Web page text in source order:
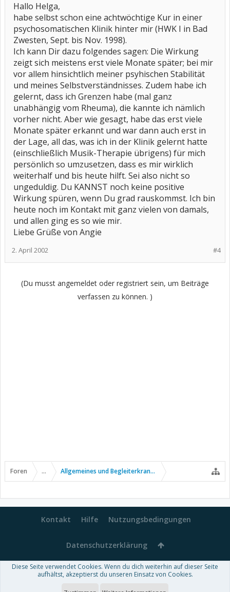
Hallo Helga,
habe selbst schon eine achtwöchtige Kur in einer
psychosomatischen Klinik hinter mir (HWK I in Bad
Zwesten, Sept. bis Nov. 1998).
Ich kann Dir dazu folgendes sagen: Die Wirkung
zeigt sich meistens erst viele Monate später; bei mir
vor allem hinsichtlich meiner psyhischen Stabilität
und meines Selbstverständnisses. Zudem habe ich
gelernt, dass ich Grenzen habe (mal ganz
unabhängig vom Rheuma), die kannte ich nämlich
vorher nicht. Aber wie gesagt, habe das erst viele
Monate später erkannt und war dann auch erst in
der Lage, all das, was ich in der Klinik gelernt hatte
(einschließlich Musik-Therapie übrigens) für mich
persönlich so umzusetzen, dass es mir wirklich
weiterhalf und bis heute hilft. Sei also nicht so
ungeduldig. Du KANNST noch keine positive
Wirkung spüren, wenn Du grad rauskommst. Ich bin
heute noch im Kontakt mit ganz vielen von damals,
und allen ging es so wie mir.
Liebe Grüße von Angie
#4
2. April 2002
(Du musst angemeldet oder registriert sein, um Beiträge
verfassen zu können. )
Foren ... Allgemeines und Begleiterkrankungen
Kontakt Hilfe Nutzungsbedingungen
Datenschutzerklärung
Forum software by XenForo™-Deutsch von xenDach
Diese Seite verwendet Cookies. Wenn du dich weiterhin auf dieser Seite
aufhältst, akzeptierst du unseren Einsatz von Cookies.